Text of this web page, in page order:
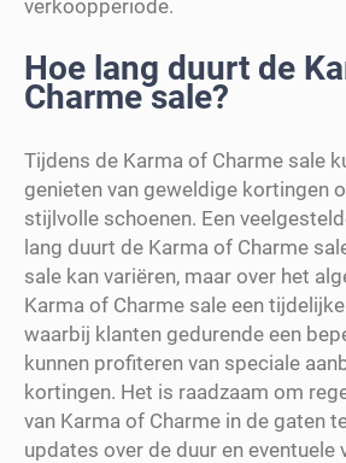
verkoopperiode.
Hoe lang duurt de
Charme sale?
Tijdens de Karma of Charme sale
genieten van geweldige kortingen
stijlvolle schoenen. Een
lang duurt de Karma of Charme
sale kan variëren, maar over het
Karma of Charme sale een
waarbij klanten gedurende een
kunnen profiteren van speciale
kortingen. Het is raadzaam om
van Karma of Charme in de gaten
updates over de duur en eventuele